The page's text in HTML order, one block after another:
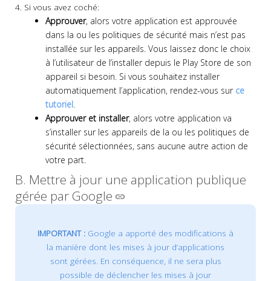
4. Si vous avez coché:
Approuver, alors votre application est approuvée
dans la ou les politiques de sécurité mais n’est pas
installée sur les appareils. Vous laissez donc le choix
à l’utilisateur de l’installer depuis le Play Store de son
appareil si besoin. Si vous souhaitez installer
automatiquement l’application, rendez-vous sur ce
tutoriel
Approuver et installer, alors votre application va
s’installer sur les appareils de la ou les politiques de
sécurité sélectionnées, sans aucune autre action de
votre part.
B. Mettre à jour une application publique
gérée par Google
IMPORTANT : Google a apporté des modifications à
la manière dont les mises à jour d’applications
sont gérées. En conséquence, il ne sera plus
possible de déclencher les mises à jour